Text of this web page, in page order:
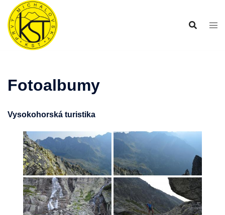
Preskočiť
obsah
Fotoalbumy
Vysokohorská turistika